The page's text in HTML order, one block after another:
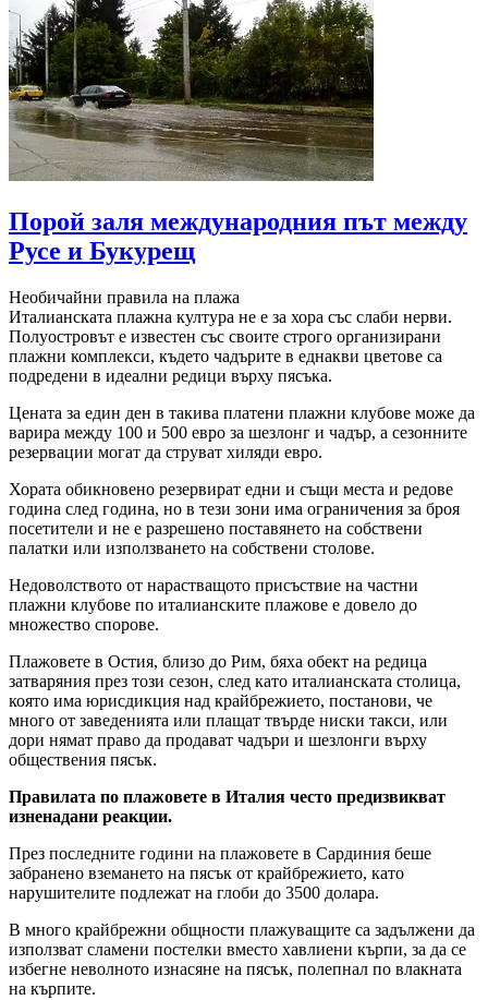
Порой заля международния път между
Русе и Букурещ
Необичайни правила на плажа
Италианската плажна култура не е за хора със слаби нерви.
Полуостровът е известен със своите строго организирани
плажни комплекси, където чадърите в еднакви цветове са
подредени в идеални редици върху пясъка.
Цената за един ден в такива платени плажни клубове може да
варира между 100 и 500 евро за шезлонг и чадър, а сезонните
резервации могат да струват хиляди евро.
Хората обикновено резервират едни и същи места и редове
година след година, но в тези зони има ограничения за броя
посетители и не е разрешено поставянето на собствени
палатки или използването на собствени столове.
Недоволството от нарастващото присъствие на частни
плажни клубове по италианските плажове е довело до
множество спорове.
Плажовете в Остия, близо до Рим, бяха обект на редица
затваряния през този сезон, след като италианската столица,
която има юрисдикция над крайбрежието, постанови, че
много от заведенията или плащат твърде ниски такси, или
дори нямат право да продават чадъри и шезлонги върху
обществения пясък.
Правилата по плажовете в Италия често предизвикват
изненадани реакции.
През последните години на плажовете в Сардиния беше
забранено вземането на пясък от крайбрежието, като
нарушителите подлежат на глоби до 3500 долара.
В много крайбрежни общности плажуващите са задължени да
използват сламени постелки вместо хавлиени кърпи, за да се
избегне неволното изнасяне на пясък, полепнал по влакната
на кърпите.